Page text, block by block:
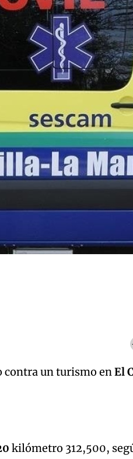
contra un turismo enEl
kilómetro 312,500,